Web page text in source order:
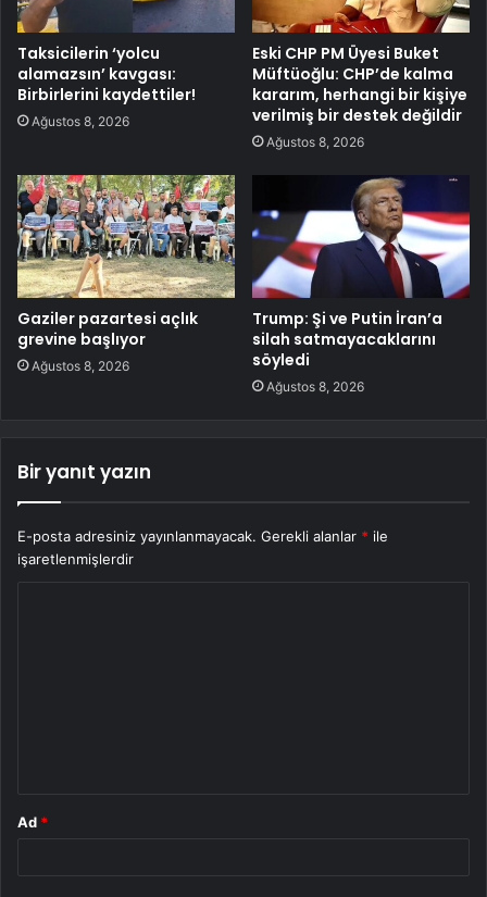
Taksicilerin ‘yolcu
alamazsın’ kavgası:
Birbirlerini kaydettiler!
Ağustos 8, 2026
Eski CHP PM Üyesi Buket
Müftüoğlu: CHP’de kalma
kararım, herhangi bir kişiye
verilmiş bir destek değildir
Ağustos 8, 2026
Gaziler pazartesi açlık
grevine başlıyor
Ağustos 8, 2026
Trump: Şi ve Putin İran’a
silah satmayacaklarını
söyledi
Ağustos 8, 2026
Bir yanıt yazın
E-posta adresiniz yayınlanmayacak. Gerekli alanlar * ile
işaretlenmişlerdir
Ad *